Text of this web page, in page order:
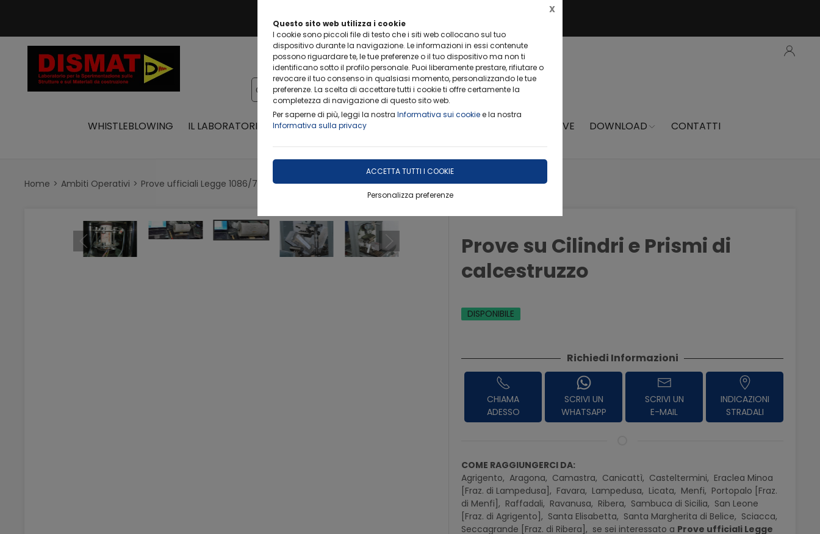
Questo sito web utilizza i cookie
I cookie sono piccoli file di testo che i siti web collocano sul tuo
dispositivo durante la navigazione. Le informazioni in essi contenute
possono riguardare te, le tue preferenze o il tuo dispositivo ma non ti
identificano sotto il profilo personale. Puoi liberamente prestare, rifiutare o
revocare il tuo consenso in qualsiasi momento, personalizzando le tue
preferenze. La scelta di accettare tutti i cookie ti offre certamente la
completezza di navigazione di questo sito web.
Per saperne di più, leggi la nostra Informativa sui cookiee la nostra
Informativa sulla privacy
ACCETTA TUTTI I COOKIE
Personalizza preferenze
X
Info importanti per non rimanere scottati
WHISTLEBLOWING IL LABORATORIO AMBITI OPERATIVI LETTERA DI RICHIESTA PROVE DOWNLOAD
CONTATTI
Home Ambiti Operativi Prove ufficiali Legge 1086/71
Prove su Cilindri e Prismi di
calcestruzzo
DISPONIBILE
Richiedi Informazioni
CHIAMA
ADESSO
SCRIVI UN
WHATSAPP
SCRIVI UN
E-MAIL
INDICAZIONI
STRADALI
COME RAGGIUNGERCI DA:
Agrigento, Aragona, Camastra, Canicattì, Casteltermini, Eraclea Minoa
[Fraz. di Lampedusa], Favara, Lampedusa, Licata, Menfi, Portopalo [Fraz.
di Menfi], Raffadali, Ravanusa, Ribera, Sambuca di Sicilia, San Leone
[Fraz. di Agrigento], Santa Elisabetta, Santa Margherita di Belice, Sciacca,
Seccagrande [Fraz. di Ribera], se sei interessato a Prove ufficiali Legge